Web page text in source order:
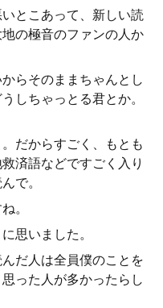
とこあって、新しい読
の極音のファンの人か
らそのままちゃんとし
しちゃっとる君とか。
だからすごく、もとも
済語などですごく入り
で。
。
思いました。
だ人は全員僕のことを
った人が多かったらし